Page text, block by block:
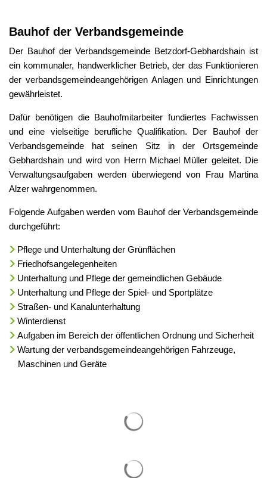
der
Verbandsgemeinde
Bauhof der Verbandsgemeinde
Der Bauhof der Verbandsgemeinde Betzdorf-Gebhardshain ist
ein kommunaler, handwerklicher Betrieb, der das Funktionieren
der verbandsgemeindeangehörigen Anlagen und Einrichtungen
gewährleistet.
Dafür benötigen die Bauhofmitarbeiter fundiertes Fachwissen
und eine vielseitige berufliche Qualifikation. Der Bauhof der
Verbandsgemeinde hat seinen Sitz in der Ortsgemeinde
Gebhardshain und wird von Herrn Michael Müller geleitet. Die
Verwaltungsaufgaben werden überwiegend von Frau Martina
Alzer wahrgenommen.
Folgende Aufgaben werden vom Bauhof der Verbandsgemeinde
durchgeführt:
Pflege und Unterhaltung der Grünflächen
Friedhofsangelegenheiten
Unterhaltung und Pflege der gemeindlichen Gebäude
Unterhaltung und Pflege der Spiel- und Sportplätze
Straßen- und Kanalunterhaltung
Winterdienst
Aufgaben im Bereich der öffentlichen Ordnung und Sicherheit
Wartung der verbandsgemeindeangehörigen Fahrzeuge,
Maschinen und Geräte